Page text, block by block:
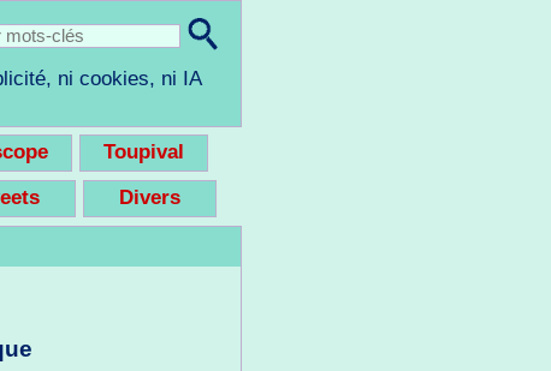
ni cookies, ni IA
Toupival
Divers